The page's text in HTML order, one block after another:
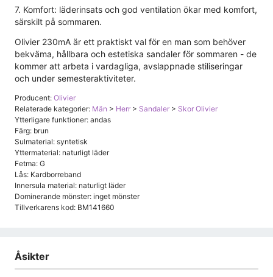
7. Komfort: läderinsats och god ventilation ökar med komfort,
särskilt på sommaren.
Olivier 230mA är ett praktiskt val för en man som behöver
bekväma, hållbara och estetiska sandaler för sommaren - de
kommer att arbeta i vardagliga, avslappnade stiliseringar
och under semesteraktiviteter.
Producent: Olivier
Relaterade kategorier: Män > Herr > Sandaler > Skor Olivier
Ytterligare funktioner: andas
Färg: brun
Sulmaterial: syntetisk
Yttermaterial: naturligt läder
Fetma: G
Lås: Kardborreband
Innersula material: naturligt läder
Dominerande mönster: inget mönster
Tillverkarens kod: BM141660
Åsikter